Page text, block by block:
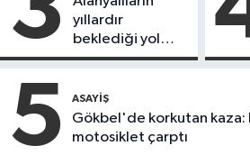
yıllardır
beklediği yol
askıdan döndü
5 ASAYIŞ
Gökbel'de korkutan kaza:
motosiklet çarptı